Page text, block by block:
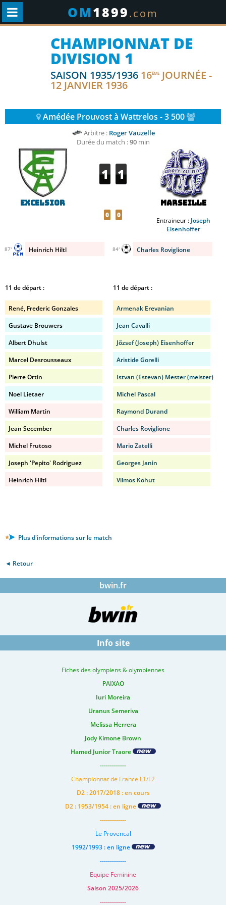
OM1899.com
CHAMPIONNAT DE
DIVISION 1
SAISON 1935/1936 16ÈME JOURNÉE -
12 JANVIER 1936
Amédée Prouvost à Wattrelos - 3 500
Arbitre : Roger Vauzelle
Durée du match :90min
Excelsior
1 1
0 0
Marseille
Entraineur : Joseph
Eisenhoffer
Heinrich Hiltl
87' Charles Roviglione
84'
11 de départ :
René, Frederic Gonzales
Gustave Brouwers
Albert Dhulst
Marcel Desrousseaux
Pierre Ortin
Noel Lietaer
William Martin
Jean Secember
Michel Frutoso
Joseph 'Pepito' Rodriguez
Heinrich Hiltl
11 de départ :
Armenak Erevanian
Jean Cavalli
Jõzsef (Joseph) Eisenhoffer
Aristide Gorelli
Istvan (Estevan) Mester (meister)
Michel Pascal
Raymond Durand
Charles Roviglione
Mario Zatelli
Georges Janin
Vilmos Kohut
Plus d'informations sur le match
◄ Retour
bwin.fr
Info site
Fiches des olympiens & olympiennes
PAIXAO
Iuri Moreira
Uranus Semeriva
Melissa Herrera
Jody Kimone Brown
Hamed Junior Traore
-------------
Championnat de France L1/L2
D2 : 2017/2018 : en cours
D2 : 1953/1954 : en ligne
-------------
Le Provencal
1992/1993 : en ligne
-------------
Equipe Feminine
Saison 2025/2026
-------------